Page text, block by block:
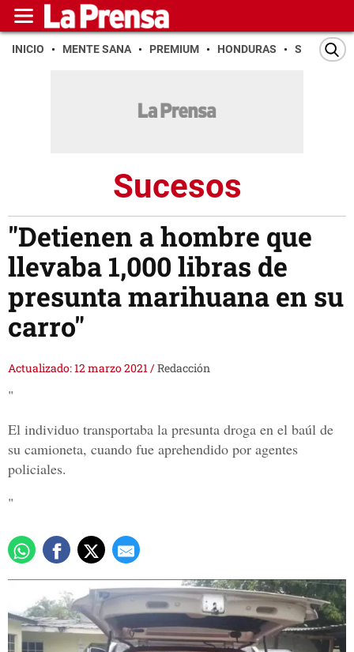
INICIO MENTE SANA PREMIUM HONDURAS SAN PEDRO
Sucesos
"Detienen a hombre que
llevaba 1,000 libras de
presunta marihuana en su
carro"
Actualizado: 12 marzo 2021/Redacción
"
El individuo transportaba la presunta droga en el baúl de
su camioneta, cuando fue aprehendido por agentes
policiales.
"